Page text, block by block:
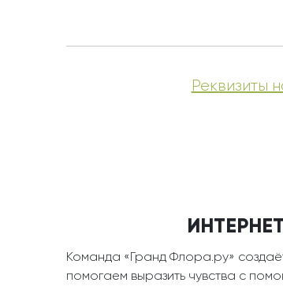
Реквизиты
Команда «Гранд Флора.ру»
помогаем выразить чувства с